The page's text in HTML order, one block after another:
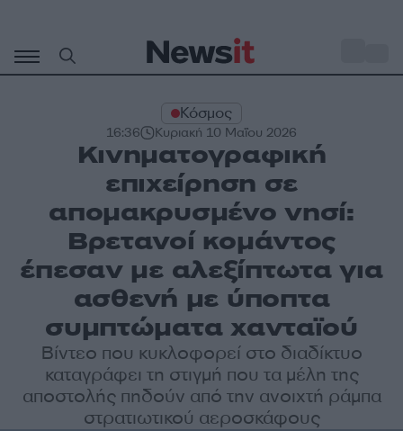
περιεχόμενο
Κόσμος
16:36 Κυριακή 10 Μαΐου 2026
Κινηματογραφική
επιχείρηση σε
απομακρυσμένο νησί:
Βρετανοί κομάντος
έπεσαν με αλεξίπτωτα για
ασθενή με ύποπτα
συμπτώματα χανταϊού
Βίντεο που κυκλοφορεί στο διαδίκτυο
καταγράφει τη στιγμή που τα μέλη της
αποστολής πηδούν από την ανοιχτή ράμπα
στρατιωτικού αεροσκάφους